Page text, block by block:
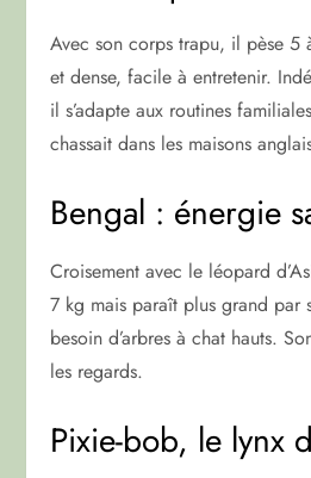
Avec son corps trapu, il pèse 5
et dense, facile à entretenir.
il s’adapte aux routines
chassait dans les maisons
Bengal : énergie
Croisement avec le léopard
7 kg mais paraît plus grand
besoin d’arbres à chat hauts.
les regards.
Pixie-bob, le lynx